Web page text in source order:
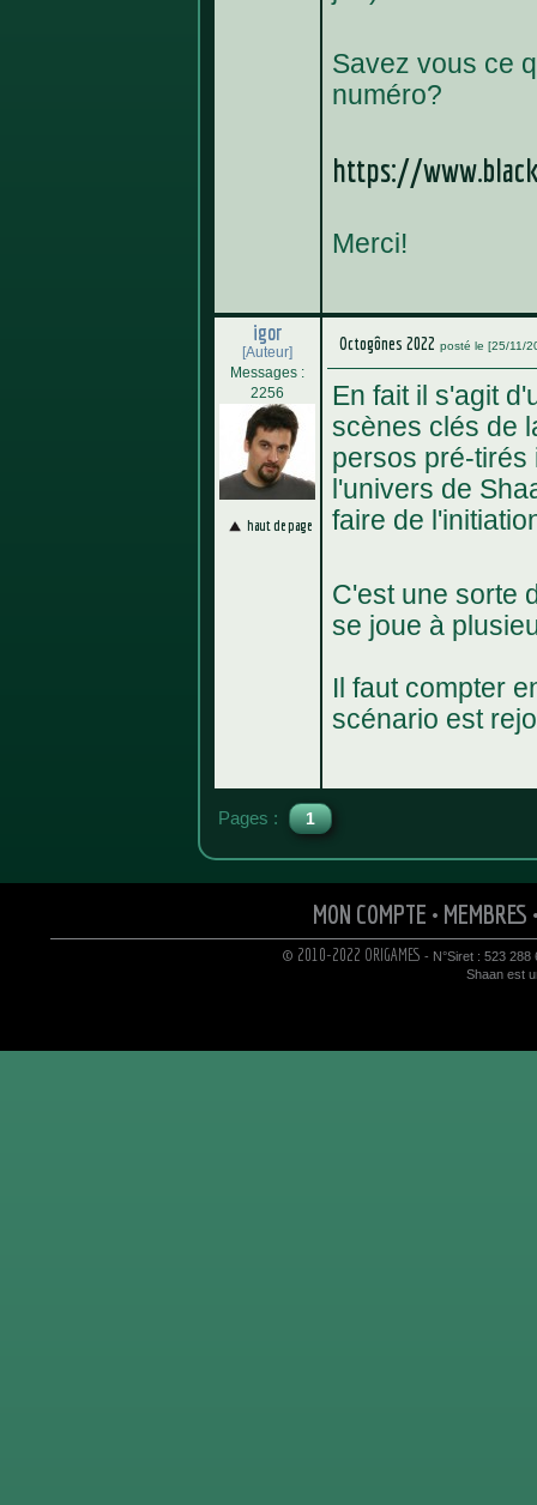
Savez vous ce
numéro?
https://
Merci!
igor
[Auteur]
Messages :
2256
haut de page
Octogônes 2022 posté le [25/11/
En fait il s'agit
scènes clés de
persos pré-tirés
l'univers de
faire de
C'est une sorte
se joue à
Il faut compter
scénario est
Pages : 1
MON COMPTE • MEMBRES
© 2010-2022 ORIGAMES - N°Siret : 523 288
Shaan est